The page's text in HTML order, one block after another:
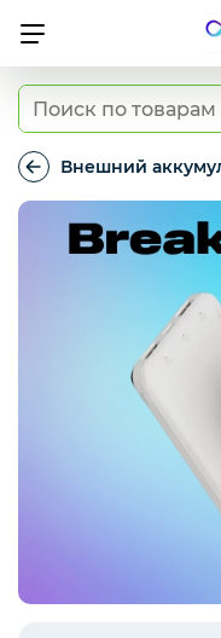
Тарифы
Приставки
Умный дом
Для
Внешний
Внешний
аккумулятор
Breaking